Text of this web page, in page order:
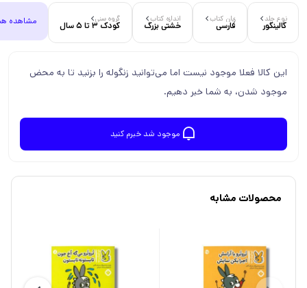
نوع جلد
گالینگور
زبان کتاب
فارسی
اندازه کتاب
خشتی بزرگ
گروه سنی
کودک 3 تا 5 سال مشاهده
این کالا فعلا موجود نیست اما می‌توانید زنگوله را بزنید تا به محض
موجود شدن، به شما خبر دهیم.
موجود شد خبرم کنید
محصولات مشابه